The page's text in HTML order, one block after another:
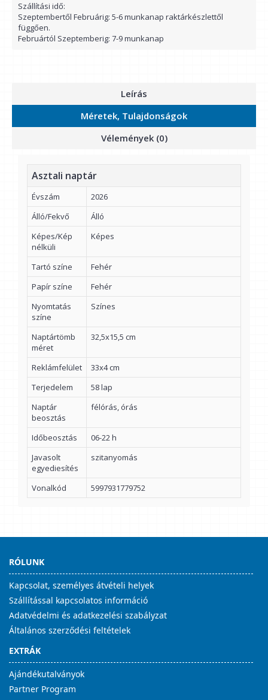
Szállítási idő:
Szeptembertől Februárig: 5-6 munkanap raktárkészlettől
függően.
Februártól Szeptemberig: 7-9 munkanap
Leírás
Méretek, Tulajdonságok
Vélemények (0)
Asztali naptár
Évszám
2026
Álló/Fekvő
Álló
Képes/Kép
nélküli
Képes
Tartó színe
Fehér
Papír színe
Fehér
Nyomtatás
színe
Színes
Naptártömb
méret
32,5x15,5 cm
Reklámfelület
33x4 cm
Terjedelem
58 lap
Naptár
beosztás
félórás, órás
Időbeosztás
06-22 h
Javasolt
egyediesítés
szitanyomás
Vonalkód 5997931779752
RÓLUNK
Kapcsolat, személyes átvételi helyek
Szállítással kapcsolatos információ
Adatvédelmi és adatkezelési szabályzat
Általános szerződési feltételek
EXTRÁK
Ajándékutalványok
Partner Program